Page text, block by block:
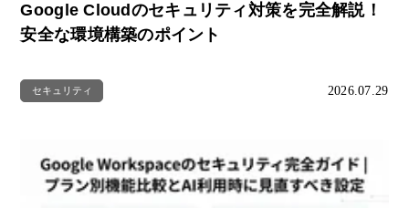
Google Cloudのセキュリティ対策を完全解説！
安全な環境構築のポイント
セキュリティ 2026.07.29